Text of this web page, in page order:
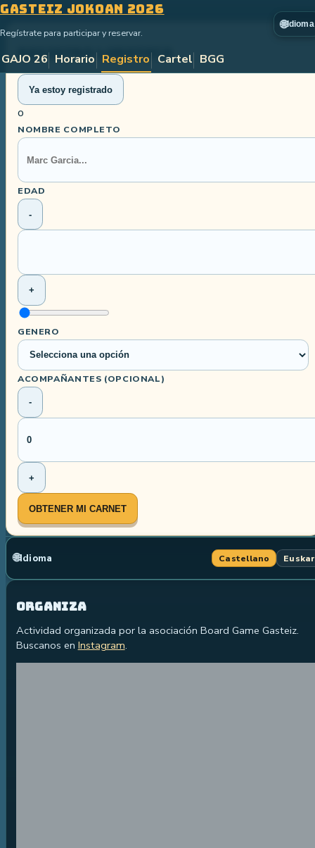
Saltar al contenido principal
Gasteiz Jokoan 2026
Regístrate para participar y reservar.
🌐Idioma
GAJO 26 Horario Registro Cartel BGG
Registro Ludoteca
Ya estoy registrado
o
NOMBRE COMPLETO
EDAD
-
+
GENERO
ACOMPAÑANTES (OPCIONAL)
-
+
OBTENER MI CARNET
🌐Idioma Castellano
Organiza
Actividad organizada por la asociación Board Game Gasteiz.
Buscanos en Instagram.